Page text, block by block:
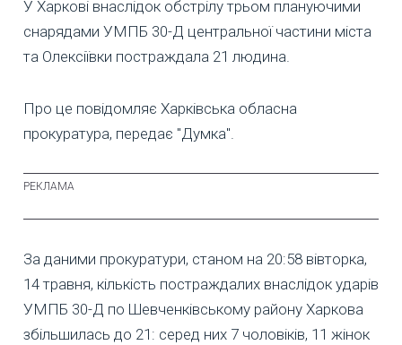
У Харкові внаслідок обстрілу трьом плануючими
снарядами УМПБ 30-Д центральної частини міста
та Олексіївки постраждала 21 людина.
Про це повідомляє Харківська обласна
прокуратура, передає "Думка".
За даними прокуратури, станом на 20:58 вівторка,
14 травня, кількість постраждалих внаслідок ударів
УМПБ 30-Д по Шевченківському району Харкова
збільшилась до 21: серед них 7 чоловіків, 11 жінок